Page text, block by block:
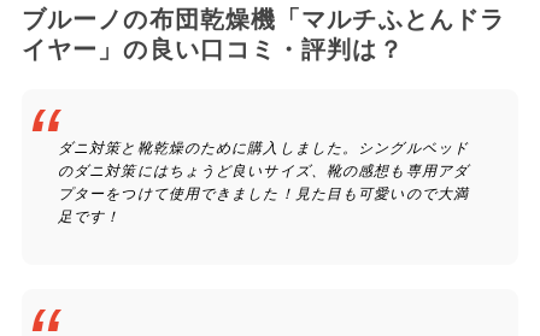
ブルーノの布団乾燥機「マルチふとんドラ
イヤー」の良い口コミ・評判は？
ダニ対策と靴乾燥のために購入しました。シングルベッド
のダニ対策にはちょうど良いサイズ、靴の感想も専用アダ
プターをつけて使用できました！見た目も可愛いので大満
足です！